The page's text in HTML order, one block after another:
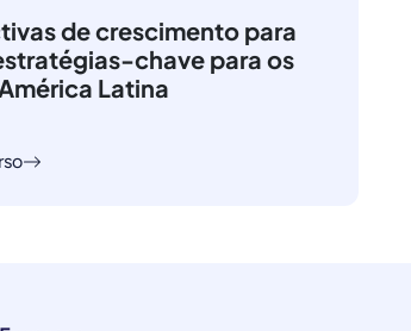
de crescimento para
chave para os
Latina